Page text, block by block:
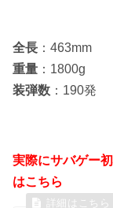
全長 ：463mm
重量 ：1800g
装弾数 ：190発
実際にサバゲー
はこちら